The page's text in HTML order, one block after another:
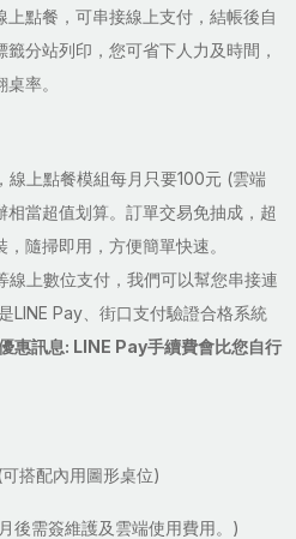
上點餐，可串接線上支付，結帳後自
分站列印，您可省下人力及時間，
率。
線上點餐模組每月只要100元 (雲端
當超值划算。訂單交易免抽成，超
隨掃即用，方便簡單快速。
線上數位支付，我們可以幫您串接連
LINE Pay、街口支付驗證合格系統
惠訊息: LINE Pay手續費會比您自行
搭配內用圖形桌位)
後需簽維護及雲端使用費用。)